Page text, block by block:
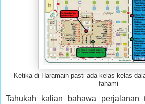
Ketika di Haramain pasti ada kelas-kelas
fahami
Tahukah kalian bahawa perjalanan